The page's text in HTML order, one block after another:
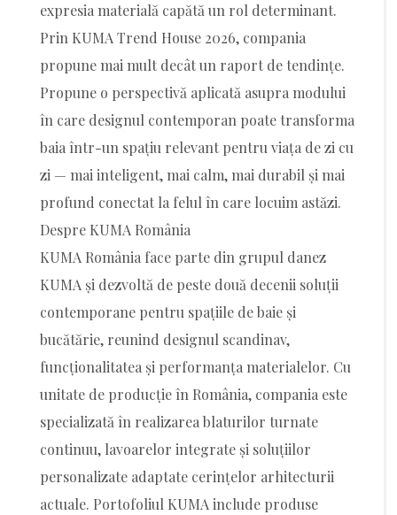
expresia materială capătă un rol determinant.
Prin KUMA Trend House 2026, compania
propune mai mult decât un raport de tendințe.
Propune o perspectivă aplicată asupra modului
în care designul contemporan poate transforma
baia într-un spațiu relevant pentru viața de zi cu
zi — mai inteligent, mai calm, mai durabil și mai
profund conectat la felul în care locuim astăzi.
Despre KUMA România
KUMA România face parte din grupul danez
KUMA și dezvoltă de peste două decenii soluții
contemporane pentru spațiile de baie și
bucătărie, reunind designul scandinav,
funcționalitatea și performanța materialelor. Cu
unitate de producție în România, compania este
specializată în realizarea blaturilor turnate
continuu, lavoarelor integrate și soluțiilor
personalizate adaptate cerințelor arhitecturii
actuale. Portofoliul KUMA include produse